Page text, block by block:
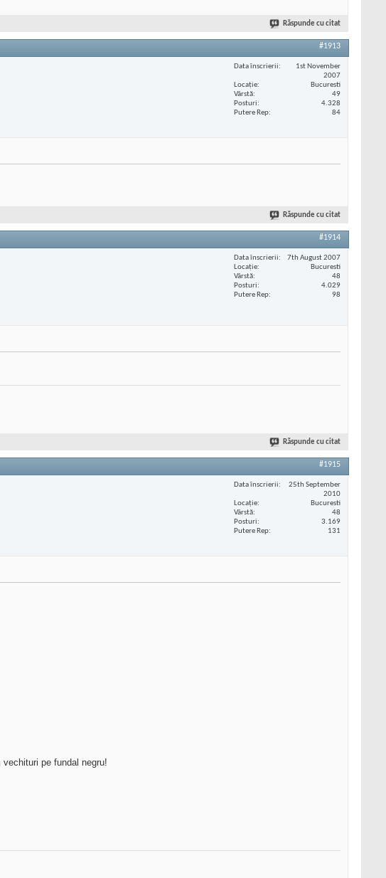
Răspunde cu citat
#1913
Data înscrierii
1st November
2007
Locaţie
Bucuresti
Vârstă
49
Posturi
4.328
Putere Rep
84
Răspunde cu citat
#1914
Data înscrierii
7th August 2007
Locaţie
Bucuresti
Vârstă
48
Posturi
4.029
Putere Rep
98
Răspunde cu citat
#1915
Data înscrierii
25th September
2010
Locaţie
Bucuresti
Vârstă
48
Posturi
3.169
Putere Rep
131
pe fundal negru!